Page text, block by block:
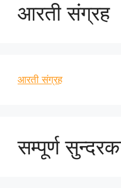
आरती संग्रह
आरती संग्रह
सम्पूर्ण